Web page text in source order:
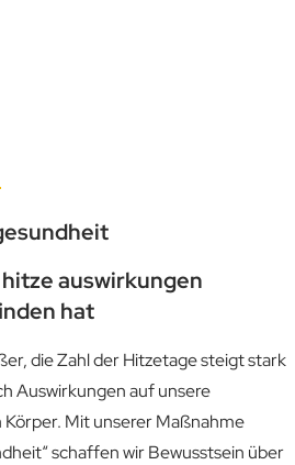
auswirkungen
hat
die Zahl der Hitzetage steigt stark
Auswirkungen auf unsere
Mit unserer Maßnahme
schaffen wir Bewusstsein über